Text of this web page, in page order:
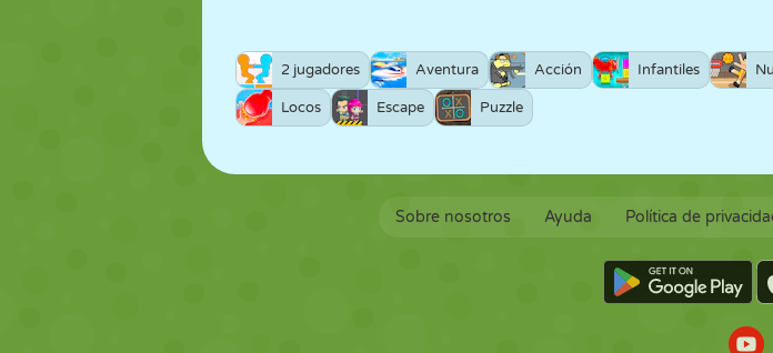
2 jugadores Aventura Acción Infantiles
Locos Escape Puzzle
Sobre nosotros Ayuda Política de